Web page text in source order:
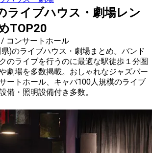
ライブハウス・劇場レン
TOP20
コンサートホール
)のライブハウス・劇場まとめ。バンド
のライブを行うのに最適な駅徒歩１分圏
劇場を多数掲載。おしゃれなジャズバー
ートホール、キャパ100人規模のライブ
備・照明設備付き多数。